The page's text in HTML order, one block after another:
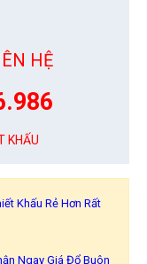
HỆ
KHẤU
Khấu Rẻ Hơn Rất
Ngay Giá Đổ Buôn